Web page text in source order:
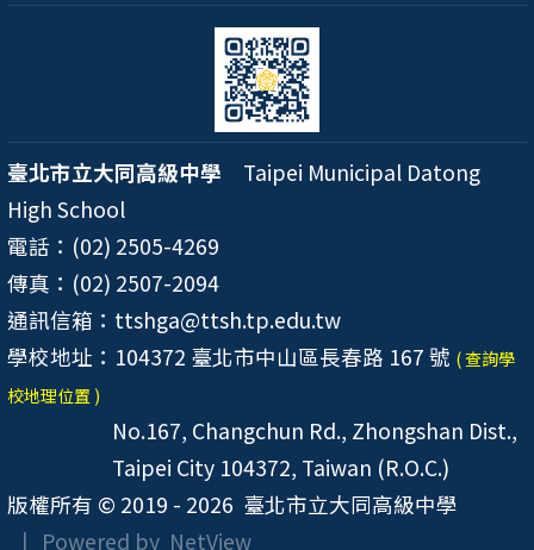
臺北市立大同高級中學 Taipei Municipal Datong
High School
電話：(02) 2505-4269
傳真：(02) 2507-2094
通訊信箱：ttshga@ttsh.tp.edu.tw
學校地址：104372 臺北市中山區長春路 167 號 ( 查詢學
校地理位置 )
No.167, Changchun Rd., Zhongshan Dist.,
Taipei City 104372, Taiwan (R.O.C.)
版權所有 © 2019 - 2026 臺北市立大同高級中學
| Powered by NetView